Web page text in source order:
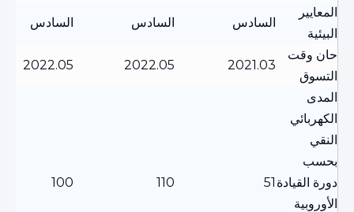
المعايير
البيئية
السادس السادس السادس
حان وقت
التسوق
2021.03
2022.05
2022.05
المدى
الكهربائي
النقي
بحسب
دورة القيادة
الأوروبية
51
110
100